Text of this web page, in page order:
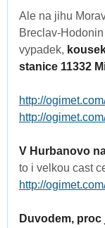
Ale na jihu
Breclav-
vypadek,
stanice 11332
http://
http://
V Hurbanovo
to i velkou cast
http://
Duvodem, proc